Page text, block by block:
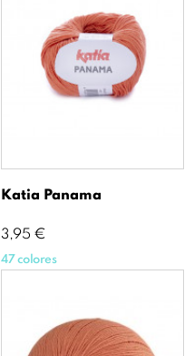
Katia Panama
Precio
3,95 €
47 colores